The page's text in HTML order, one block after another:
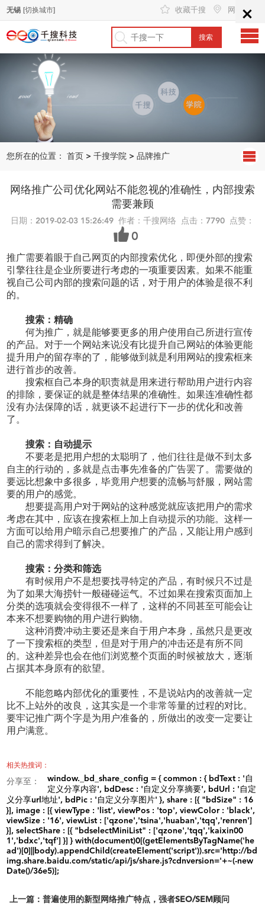
无锡 [切换城市] 收藏千搜 网站地图
您所在的位置： 首页 >千搜学院 >品牌推广
网络推广公司优化网站不能忽视的准确性，内部搜索
需要兼顾
日期：2019-02-03 15:26:49 作者：千搜网络 点击：7790 点赞：
0
推广需要着眼于自己网页的内部搜索优化，即便外部的搜索
引擎往往是企业所要进行考虑的一项重要因素。如果不能重
视自己公司内部的搜索问题的话，对于用户的体验是很不利
的。
搜索：精确
何为推广，就是能够要更多的用户使用自己所进行宣传
的产品。对于一个网站来说没有比提升自己网站的体验更能
提升用户的留存率的了，能够做到就是利用网站的搜索框来
进行首步的改善。
搜索框自己本身的职责就是用来进行帮助用户进行内容
的排除，要保证的就是整体结果的准确性。如果连准确性都
没有办法保障的话，就更谈不起进行下一步的优化和改善
了。
搜索：自动提示
不要老是把用户想的太聪明了，他们往往是做不到太多
自主的行动的，多就是点击事先准备的广告罢了。需要做的
要远比想象中多很多，毕竟用户想要的流畅与舒服，网站需
要的用户的感觉。
想要提高用户对于网站的这种感觉就应该把用户的需求
考虑在其中，应该在搜索框上加上自动提示的功能。这样一
方面可以给用户暗示自己想要推广的产品，又能让用户感到
自己的需求得到了解决。
搜索：分类和筛选
有时候用户不是想要找寻特定的产品，有时候只不过是
为了如果大海捞针一般碰碰运气。不过如果在搜索页面加上
分类的选项就会变得很不一样了，这样的不同甚至可能会让
本来不想要购物的用户进行购物。
这种消费冲动主要还是来自于用户本身，虽然只是更改
了一下搜索框的类型，但是对于用户的冲击还是有所不同
的。这种差异也会在他们浏览整个页面的时候被放大，逐渐
占据其本身原有的欲望。
不能忽略内部优化的重要性，不是说站内的改善就一定
比不上站外的改良，这其实是一个非常等量的过程的对比。
要牢记推广两个字是为用户准备的，所做出的改变一定要让
用户满意。
相关热搜词：
分享至：
window._bd_share_config = { common : { bdText : '自
定义分享内容', bdDesc : '自定义分享摘要', bdUrl : '自定
义分享url地址', bdPic : '自定义分享图片' }, share : [{ "bdSize" : 16
}], image : [{ viewType : 'list', viewPos : 'top', viewColor : 'black',
viewSize : '16', viewList : ['qzone','tsina','huaban','tqq','renren']
}], selectShare : [{ "bdselectMiniList" : ['qzone','tqq','kaixin00
1','bdxc','tqf'] }] } with(document)0[(getElementsByTagName('he
ad')[0]||body).appendChild(createElement('script')).src='http://bd
img.share.baidu.com/static/api/js/share.js?cdnversion='+~(-new
Date()/36e5)];
上一篇：普遍使用的新型网络推广特点，强者SEO/SEM顾问
×